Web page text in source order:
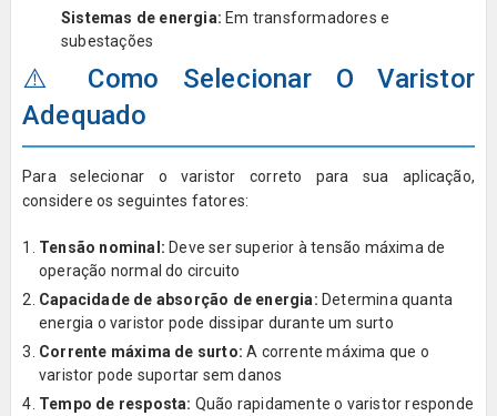
Sistemas de energia: Em transformadores e
subestações
⚠️ Como Selecionar O Varistor
Adequado
Para selecionar o varistor correto para sua aplicação,
considere os seguintes fatores:
Tensão nominal: Deve ser superior à tensão máxima de
operação normal do circuito
Capacidade de absorção de energia: Determina quanta
energia o varistor pode dissipar durante um surto
Corrente máxima de surto: A corrente máxima que o
varistor pode suportar sem danos
Tempo de resposta: Quão rapidamente o varistor responde